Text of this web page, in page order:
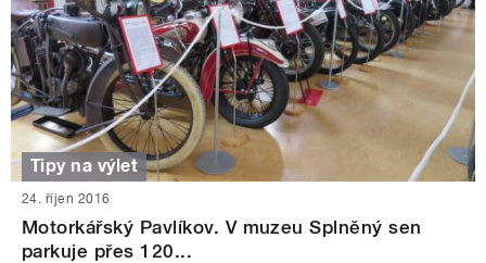
Tipy na výlet
24. říjen 2016
Motorkářský Pavlíkov. V muzeu Splněný sen
parkuje přes 120...